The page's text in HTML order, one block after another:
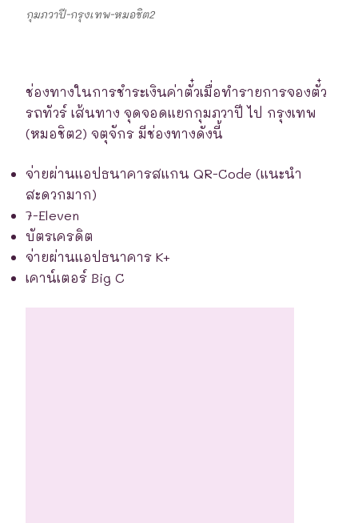
กุมภวาปี-กรุงเทพ-หมอชิต2
ช่องทางในการชำระเงินค่าตั๋วเมื่อทำรายการจองตั๋ว
รถทัวร์ เส้นทาง จุดจอดแยกกุมภวาปี ไป กรุงเทพ
(หมอชิต2) จตุจักร มีช่องทางดังนี้
จ่ายผ่านแอปธนาคารสแกน QR-Code (แนะนำ
สะดวกมาก)
7-Eleven
บัตรเครดิต
จ่ายผ่านแอปธนาคาร K+
เคาน์เตอร์ Big C